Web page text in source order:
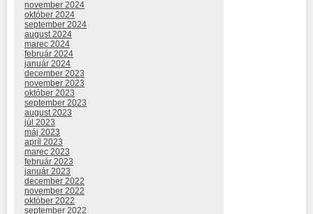
november 2024
október 2024
september 2024
august 2024
marec 2024
február 2024
január 2024
december 2023
november 2023
október 2023
september 2023
august 2023
júl 2023
máj 2023
apríl 2023
marec 2023
február 2023
január 2023
december 2022
november 2022
október 2022
september 2022